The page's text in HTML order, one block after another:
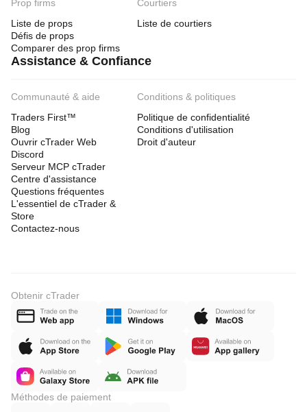
Prop firms
Liste de props
Défis de props
Comparer des prop firms
Courtiers
Liste de courtiers
Assistance & Confiance
Communauté & aide
Traders First™
Blog
Ouvrir cTrader Web
Discord
Serveur MCP cTrader
Centre d'assistance
Questions fréquentes
L'essentiel de cTrader &
Store
Contactez-nous
Conditions & politiques
Politique de confidentialité
Conditions d'utilisation
Droit d'auteur
Obtenir cTrader
Méthodes de paiement